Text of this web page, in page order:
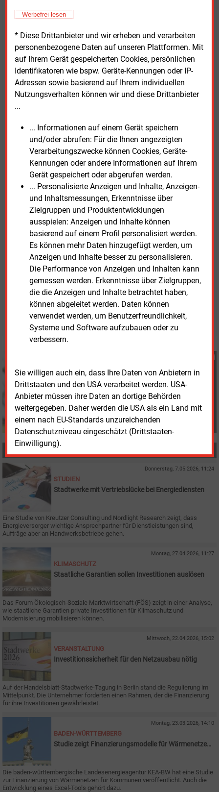
Werbefrei lesen
* Diese Drittanbieter und wir erheben und verarbeiten
personenbezogene Daten auf unseren Plattformen. Mit
auf Ihrem Gerät gespeicherten Cookies, persönlichen
Identifikatoren wie bspw. Geräte-Kennungen oder IP-
Adressen sowie basierend auf Ihrem individuellen
Nutzungsverhalten können wir und diese Drittanbieter
...
... Informationen auf einem Gerät speichern
und/oder abrufen: Für die Ihnen angezeigten
Verarbeitungszwecke können Cookies, Geräte-
Kennungen oder andere Informationen auf Ihrem
Gerät gespeichert oder abgerufen werden.
... Personalisierte Anzeigen und Inhalte, Anzeigen-
und Inhaltsmessungen, Erkenntnisse über
Zielgruppen und Produktentwicklungen
ausspielen: Anzeigen und Inhalte können
basierend auf einem Profil personalisiert werden.
Es können mehr Daten hinzugefügt werden, um
Anzeigen und Inhalte besser zu personalisieren.
Die Performance von Anzeigen und Inhalten kann
gemessen werden. Erkenntnisse über Zielgruppen,
die die Anzeigen und Inhalte betrachtet haben,
können abgeleitet werden. Daten können
verwendet werden, um Benutzerfreundlichkeit,
Systeme und Software aufzubauen oder zu
verbessern.
Sie willigen auch ein, dass Ihre Daten von Anbietern in
Drittstaaten und den USA verarbeitet werden. USA-
Anbieter müssen ihre Daten an dortige Behörden
weitergegeben. Daher werden die USA als ein Land mit
einem nach EU-Standards unzureichenden
Datenschutzniveau eingeschätzt (Drittstaaten-
Einwilligung).
System über alle föderalen Ebenen vor. Kommunen
sollen auf Basis langfristiger Investitionspläne ihre
Eigenkapitallücke ermitteln und gezielt hybride
Instrumente einsetzen. Länder sollen rechtliche
Hürden abbauen, Bürgschaften bereitstellen und
Förderprogramme ausweiten.
Rückbürgschaften, Kreditprogrammen und der
Entwicklung einheitlicher Standards. Zudem sieht
das Konzept den Aufbau von Plattformen zur
Einbindung privater Investoren vor. Ziel ist es, auch
kleinere Projekte für institutionelles Kapital
zugänglich zu machen. Die Studie versteht diesen
Ansatz als „Blaupause“ für eine flächendeckende
Lösung.
Die gesamte Studie „Eigenkapital für die
Energiewende“steht auf der Internetseite von
Dezernat Zukunft als PDF zur Verfügung.
Donnerstag, 23.04.2026, 12:31 Uhr
Heidi Roider
© 2026 Energie & Management GmbH
+49 (0) 8152 9311 28
management.de
Donnerstag, 7.05.2026, 11:24
STUDIEN
Stadtwerke mit Vertriebslücke bei Energiediensten
Eine Studie von Kreutzer Consulting und Nordlight Research zeigt, dass
Energieversorger wichtige Ansprechpartner für Dienstleistungen sind,
Aufträge aber an Handwerksbetriebe gehen.
Montag, 27.04.2026, 11:27
KLIMASCHUTZ
Staatliche Garantien sollen Investitionen auslösen
Das Forum Ökologisch-Soziale Marktwirtschaft (FÖS) zeigt in einer Analyse,
wie staatliche Garantien private Investitionen für Klimaschutz und
Modernisierung mobilisieren können.
Mittwoch, 22.04.2026, 15:02
VERANSTALTUNG
Investitionssicherheit für den Netzausbau nötig
Auf der Handelsblatt-Stadtwerke-Tagung in Berlin stand die Regulierung im
Mittelpunkt. Die Unternehmer forderten einen Rahmen, der die Finanzierung
für ihre Investitionen gewährleistet.
Montag, 23.03.2026, 14:10
BADEN-WÜRTTEMBERG
Studie zeigt Finanzierungsmodelle für Wärmenetze
Die baden-württembergische Landesenergieagentur KEA-BW hat eine Studie
zur Finanzierung von Wärmenetzen für Kommunen veröffentlicht. Auch die
Entwicklung eines Excel-Tools gehört dazu.